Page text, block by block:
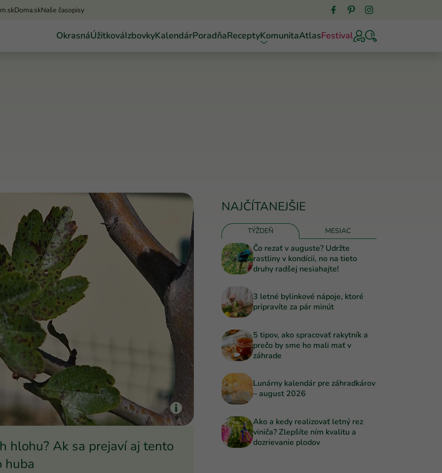
Doma.skNaše časopisy
OkrasnáÚžitkováIzbovkyKalendárPoradňaReceptyKomunitaAtlasFestival
hlohu? Ak sa prejaví aj tento
huba
NAJČÍTANEJŠIE
TÝŽDEŇ MESIAC
Čo rezať v auguste? Udržte
rastliny v kondícii, no na tieto
druhy radšej nesiahajte!
3 letné bylinkové nápoje, ktoré
pripravíte za pár minút
5 tipov, ako spracovať rakytník a
prečo by sme ho mali mať v
záhrade
Lunárny kalendár pre záhradkárov
– august 2026
Ako a kedy realizovať letný rez
viniča? Zlepšíte ním kvalitu a
dozrievanie plodov